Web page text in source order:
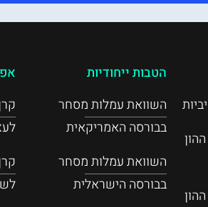
הטבות ייחודיות
השוואת עמלות מסחר
בבורסה האמריקאית
השוואת עמלות מסחר
בבורסה הישראלית